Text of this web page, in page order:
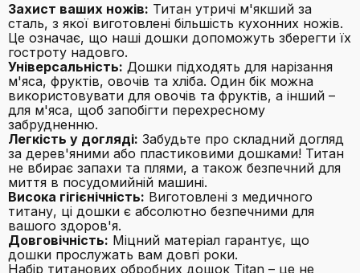
Захист ваших ножів: Титан утричі м'якший за
сталь, з якої виготовлені більшість кухонних ножів.
Це означає, що наші дошки допоможуть зберегти їх
гостроту надовго.
Універсальність: Дошки підходять для нарізання
м'яса, фруктів, овочів та хліба. Один бік можна
використовувати для овочів та фруктів, а інший –
для м'яса, щоб запобігти перехресному
забрудненню.
Легкість у догляді: Забудьте про складний догляд
за дерев'яними або пластиковими дошками! Титан
не вбирає запахи та плями, а також безпечний для
миття в посудомийній машині.
Висока гігієнічність: Виготовлені з медичного
титану, ці дошки є абсолютно безпечними для
вашого здоров'я.
Довговічність: Міцний матеріал гарантує, що
дошки прослужать вам довгі роки.
Набір титанових обробних дощок Titan – це не